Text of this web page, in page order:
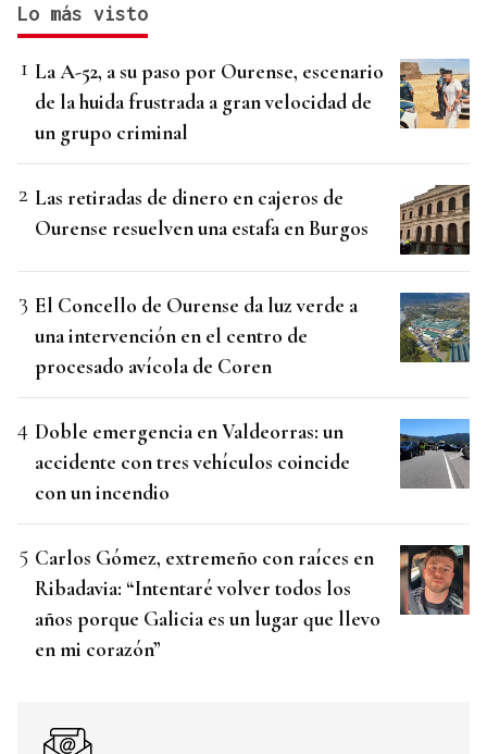
Lo más visto
La A-52, a su paso por Ourense, escenario
de la huida frustrada a gran velocidad de
un grupo criminal
Las retiradas de dinero en cajeros de
Ourense resuelven una estafa en Burgos
El Concello de Ourense da luz verde a
una intervención en el centro de
procesado avícola de Coren
Doble emergencia en Valdeorras: un
accidente con tres vehículos coincide
con un incendio
Carlos Gómez, extremeño con raíces en
Ribadavia: “Intentaré volver todos los
años porque Galicia es un lugar que llevo
en mi corazón”